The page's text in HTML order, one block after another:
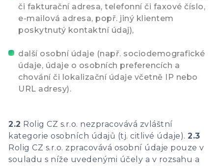
či fakturační adresa, telefonní či faxové číslo,
e-mailová adresa, popř. jiný klientem
poskytnutý kontaktní údaj),
další osobní údaje (např. sociodemografické
údaje, údaje o osobních preferencích a
chování či lokalizační údaje včetně IP nebo
URL adresy).
2.2 Rolig CZ s.r.o. nezpracovává zvláštní
kategorie osobních údajů (tj. citlivé údaje).2.3
Rolig CZ s.r.o. zpracovává osobní údaje pouze v
souladu s níže uvedenými účely a v rozsahu a